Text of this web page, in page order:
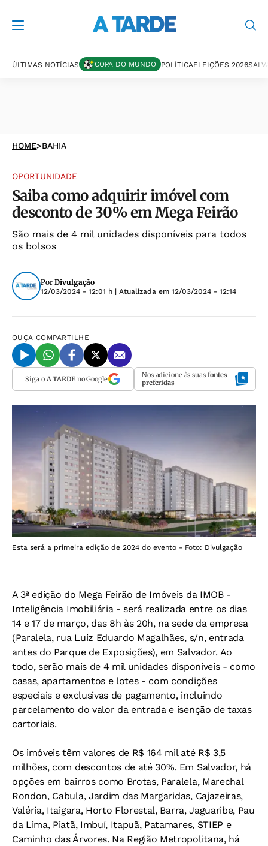
ÚLTIMAS NOTÍCIAS COPA DO MUNDO POLÍTICAELEIÇÕES 2026
HOME>BAHIA
OPORTUNIDADE
Saiba como adquirir imóvel com
desconto de 30% em Mega Feirão
São mais de 4 mil unidades disponíveis para todos
os bolsos
Por Divulgação
12/03/2024 - 12:01 h | Atualizada em 12/03/2024 - 12:14
OUÇA COMPARTILHE
Siga o A TARDEno Google Nos adicione às suas fontes
preferidas
Esta será a primeira edição de 2024 do evento - Foto: Divulgação
A 3ª edição do Mega Feirão de Imóveis da IMOB -
Inteligência Imobiliária - será realizada entre os dias
14 e 17 de março, das 8h às 20h, na sede da empresa
(Paralela, rua Luiz Eduardo Magalhães, s/n, entrada
antes do Parque de Exposições), em Salvador. Ao
todo, serão mais de 4 mil unidades disponíveis - como
casas, apartamentos e lotes - com condições
especiais e exclusivas de pagamento, incluindo
parcelamento do valor da entrada e isenção de taxas
cartoriais.
Os imóveis têm valores de R$ 164 mil até R$ 3,5
milhões, com descontos de até 30%. Em Salvador, há
opções em bairros como Brotas, Paralela, Marechal
Rondon, Cabula, Jardim das Margaridas, Cajazeiras,
Valéria, Itaigara, Horto Florestal, Barra, Jaguaribe, Pau
da Lima, Piatã, Imbuí, Itapuã, Patamares, STIEP e
Caminho das Árvores. Na Região Metropolitana, há